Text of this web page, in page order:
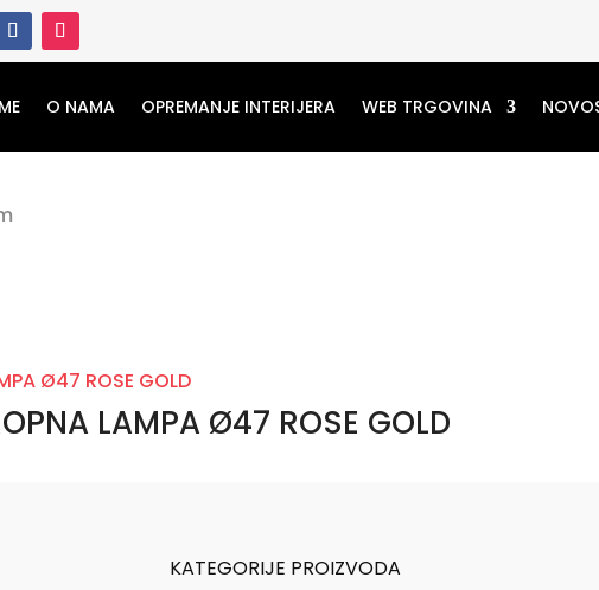
O NAMA OPREMANJE INTERIJERA WEB TRGOVINA
LAMPA Ø47 ROSE GOLD
KATEGORIJE PROIZVODA